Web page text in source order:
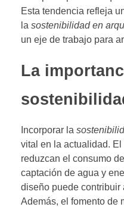
Esta tendencia refleja
la sostenibilidad en
un eje de trabajo para
La
Incorporar la
vital en la actualidad.
reduzcan el consumo
captación de agua y
diseño puede contribuir
Además, el fomento de